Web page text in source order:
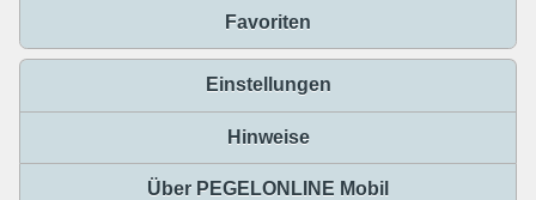
Favoriten
Einstellungen
Hinweise
Über PEGELONLINE Mobil